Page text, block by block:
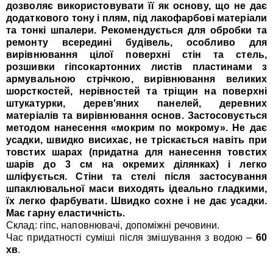
дозволяє використовувати її як основу, що не дає
додаткового тону і плям, під лакофарбові матеріали
та тонкі шпалери. Рекомендується для обробки та
ремонту всередині будівель, особливо для
вирівнювання цілої поверхні стін та стель,
розшивки гіпсокартонних листів пластинами з
армувальною стрічкою, вирівнювання великих
шорсткостей, нерівностей та тріщин на поверхні
штукатурки, дерев'яних панелей, деревних
матеріалів та вирівнювання основ. Застосовується
методом нанесення «мокрим по мокрому». Не дає
усадки, швидко висихає, не тріскається навіть при
товстих шарах (придатна для нанесення товстих
шарів до 3 см на окремих ділянках) і легко
шліфується. Стіни та стелі після застосування
шпаклювальної маси виходять ідеально гладкими,
їх легко фарбувати. Швидко сохне і не дає усадки.
Має гарну еластичність.
Склад: гіпс, наповнювачі, допоміжні речовини.
Час придатності суміші після змішування з водою – 60
хв.